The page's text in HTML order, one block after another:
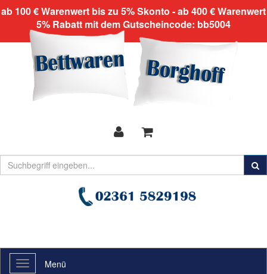
ToggleMenü
ab 100 € Warenwert bis zu 5% Skonto - ab 400 € Warenwert
5% Rabatt mit dem Gutscheincode: bb5004